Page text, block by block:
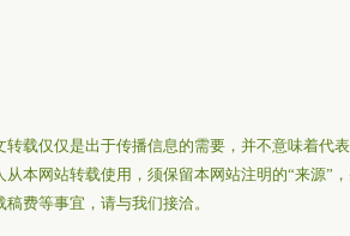
转载仅仅是出于传播信息的需要，并不意味着代
从本网站转载使用，须保留本网站注明的“来源”
费等事宜，请与我们接洽。